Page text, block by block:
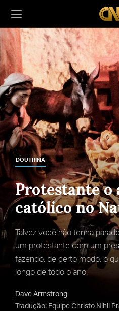
DOUTRINA
Protestante o
católico no
Talvez você não tenha
um protestante com um
fazendo, de certo modo, o
longo de todo o ano.
Dave Armstrong
Tradução: Equipe Christo Nihil